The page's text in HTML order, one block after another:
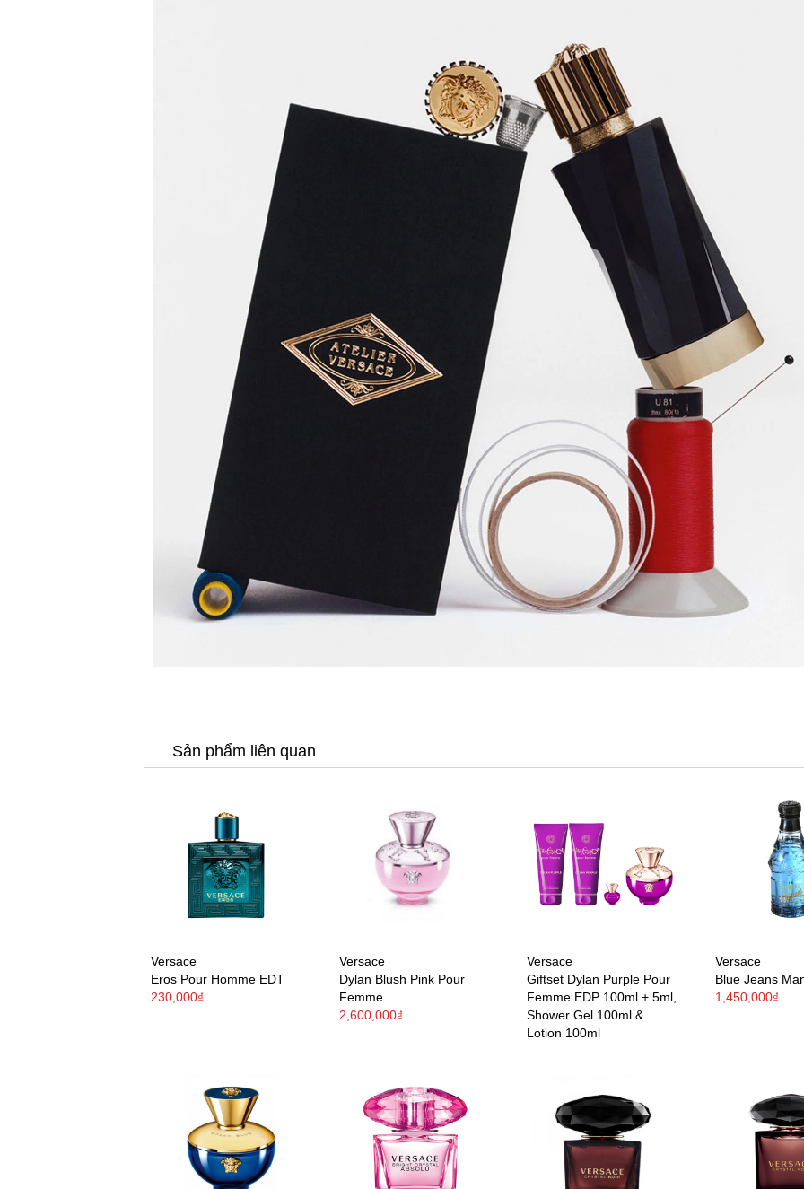
Sản phẩm liên quan
Versace
Eros Pour Homme EDT
230,000₫
Versace
Dylan Blush Pink Pour
Femme
2,600,000₫
Versace
Giftset Dylan Purple Pour
Femme EDP 100ml + 5ml,
Shower Gel 100ml &
Lotion 100ml
Versace
Blue Jeans
1,450,000₫